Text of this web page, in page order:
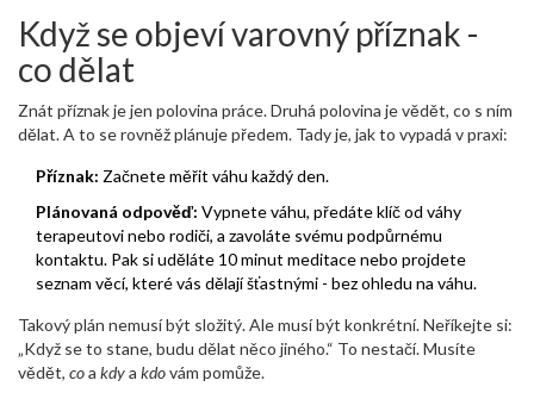
Když se objeví varovný příznak -
co dělat
Znát příznak je jen polovina práce. Druhá polovina je vědět, co s ním
dělat. A to se rovněž plánuje předem. Tady je, jak to vypadá v praxi:
Příznak: Začnete měřit váhu každý den.
Plánovaná odpověď: Vypnete váhu, předáte klíč od váhy
terapeutovi nebo rodiči, a zavoláte svému podpůrnému
kontaktu. Pak si uděláte 10 minut meditace nebo projdete
seznam věcí, které vás dělají šťastnými - bez ohledu na váhu.
Takový plán nemusí být složitý. Ale musí být konkrétní. Neříkejte si:
„Když se to stane, budu dělat něco jiného.“ To nestačí. Musíte
vědět, coa kdya kdovám pomůže.